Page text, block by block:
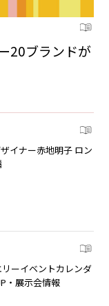
20ブランドが
イナー赤地明子 ロン
リーイベントカレンダ
・展示会情報